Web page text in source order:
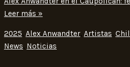
Leer más »
2025, Alex Anwandter, Artistas,
News, Noticias